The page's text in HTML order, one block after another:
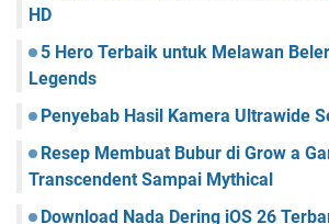
HD
5 Hero Terbaik untuk Melawan
Legends
Penyebab Hasil Kamera Ultrawide
Resep Membuat Bubur di Grow a
Transcendent Sampai Mythical
Download Nada Dering iOS 26